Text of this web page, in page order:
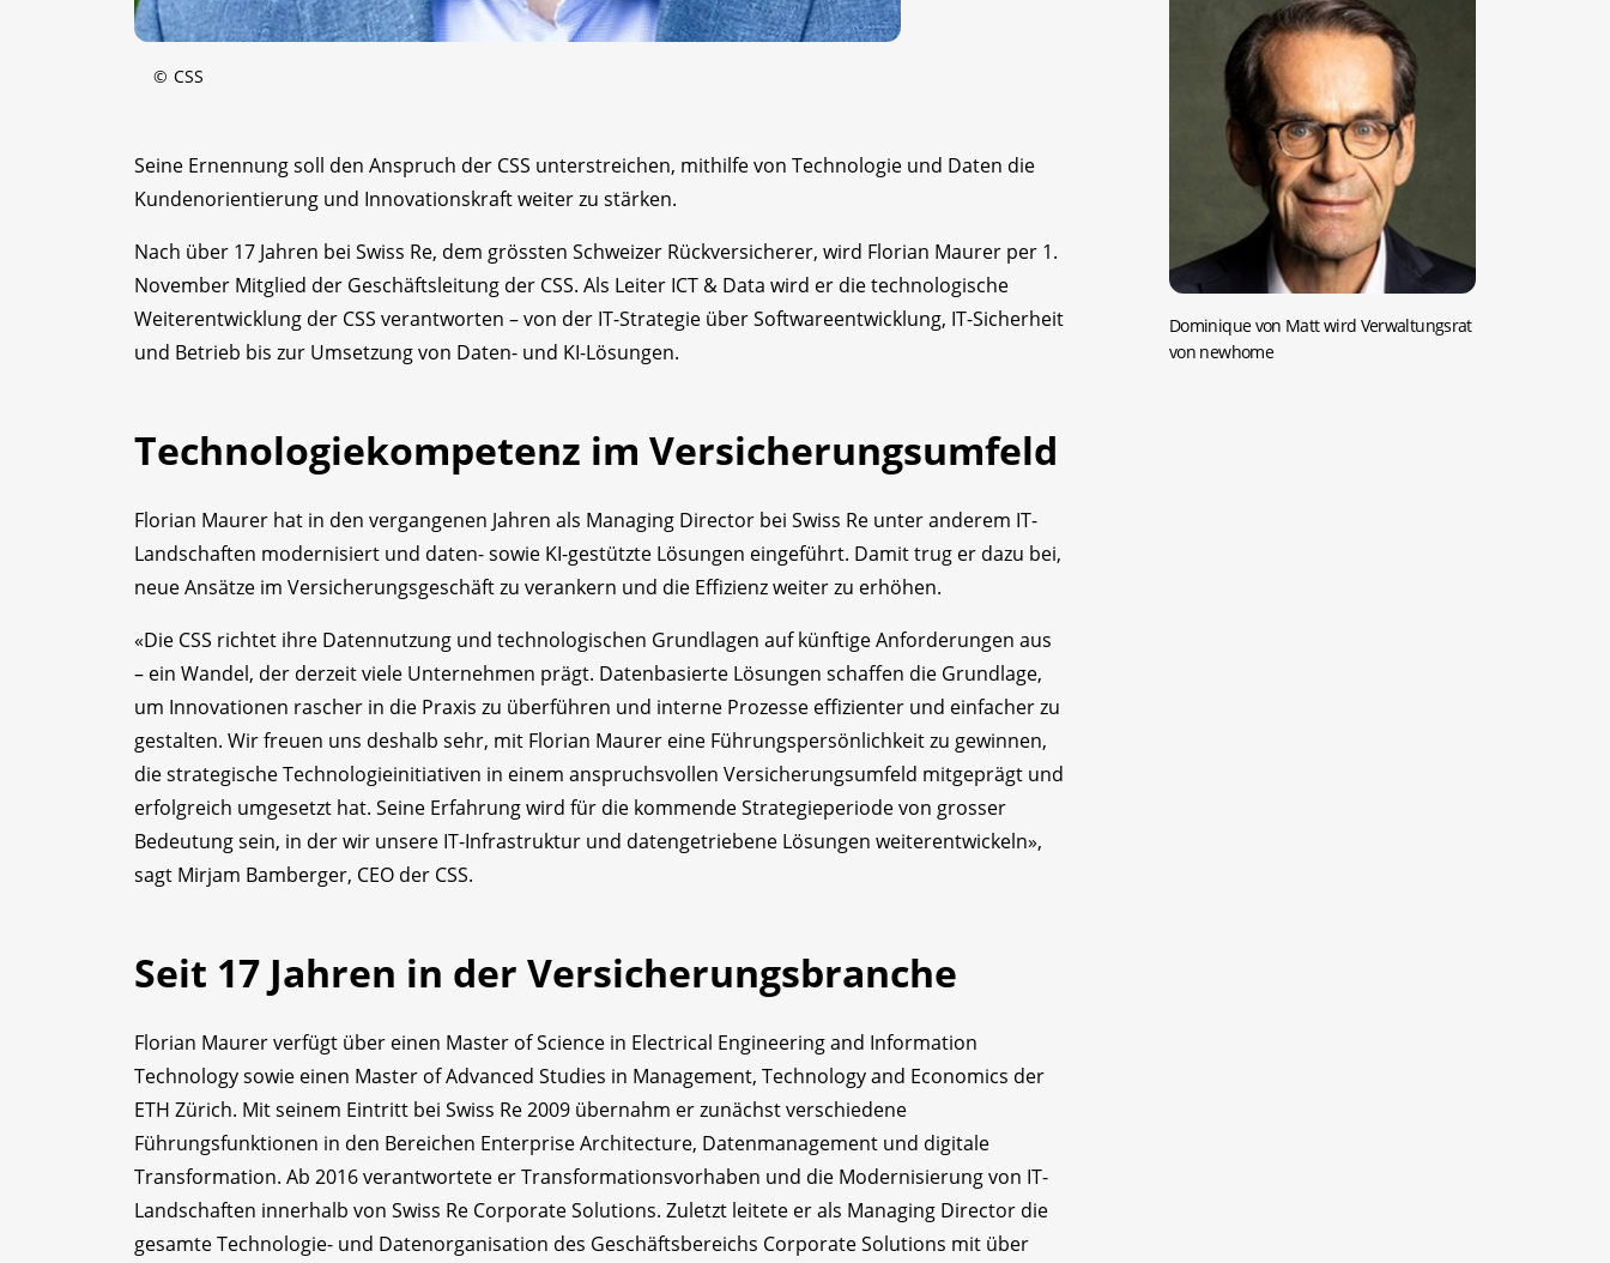
© CSS
Seine Ernennung soll den Anspruch der CSS unterstreichen, mithilfe von Technologie und Daten die
Kunden­orientierung und Innovationskraft weiter zu stärken.
Nach über 17 Jahren bei Swiss Re, dem grössten Schweizer Rückversicherer, wird Florian Maurer per 1.
November Mitglied der Geschäftsleitung der CSS. Als Leiter ICT & Data wird er die technologische
Weiterentwicklung der CSS verantworten – von der IT-Strategie über Softwareentwicklung, IT-Sicherheit
und Betrieb bis zur Umsetzung von Daten- und KI-Lösungen.
Technologiekompetenz im Versicherungsumfeld
Florian Maurer hat in den vergangenen Jahren als Managing Director bei Swiss Re unter anderem IT-
Landschaften modernisiert und daten- sowie KI-gestützte Lösungen eingeführt. Damit trug er dazu bei,
neue Ansätze im Versicherungsgeschäft zu verankern und die Effizienz weiter zu erhöhen.
«Die CSS richtet ihre Datennutzung und technologischen Grundlagen auf künftige Anforderungen aus
– ein Wandel, der derzeit viele Unternehmen prägt. Datenbasierte Lösungen schaffen die Grundlage,
um Innovationen rascher in die Praxis zu überführen und interne Prozesse effizienter und einfacher zu
gestalten. Wir freuen uns deshalb sehr, mit Florian Maurer eine Führungspersönlichkeit zu gewinnen,
die strategische Technologie­initiativen in einem anspruchsvollen Versicherungsumfeld mitgeprägt und
erfolgreich umgesetzt hat. Seine Erfahrung wird für die kommende Strategieperiode von grosser
Bedeutung sein, in der wir unsere IT-Infrastruktur und datengetriebene Lösungen weiterentwickeln»,
sagt Mirjam Bamberger, CEO der CSS.
Seit 17 Jahren in der Versicherungs­branche
Florian Maurer verfügt über einen Master of Science in Electrical Engineering and Information
Technology sowie einen Master of Advanced Studies in Management, Technology and Economics der
ETH Zürich. Mit seinem Eintritt bei Swiss Re 2009 übernahm er zunächst verschiedene
Führungsfunktionen in den Bereichen Enterprise Architecture, Datenmanagement und digitale
Transformation. Ab 2016 verantwortete er Transformationsvorhaben und die Modernisierung von IT-
Landschaften innerhalb von Swiss Re Corporate Solutions. Zuletzt leitete er als Managing Director die
gesamte Technologie- und Datenorganisation des Geschäftsbereichs Corporate Solutions mit über
Dominique von Matt wird Verwaltungsrat
von newhome